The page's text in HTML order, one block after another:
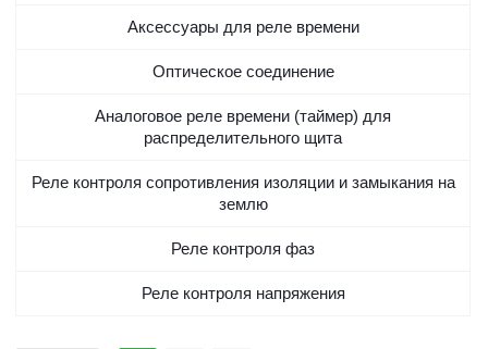
Аксессуары для реле времени
Оптическое соединение
Аналоговое реле времени (таймер) для
распределительного щита
Реле контроля сопротивления изоляции и замыкания на
землю
Реле контроля фаз
Реле контроля напряжения